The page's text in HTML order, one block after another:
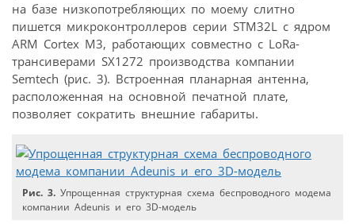
на базе низкопотребляющих по моему слитно
пишется микроконтроллеров серии STM32L с ядром
ARM Cortex M3, работающих совместно с LoRa-
трансиверами SX1272 производства компании
Semtech (рис. 3). Встроенная планарная антенна,
расположенная на основной печатной плате,
позволяет сократить внешние габариты.
Рис. 3. Упрощенная структурная схема беспроводного модема
компании Adeunis и его 3D-модель